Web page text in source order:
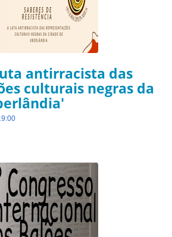
antirracista das
culturais negras da